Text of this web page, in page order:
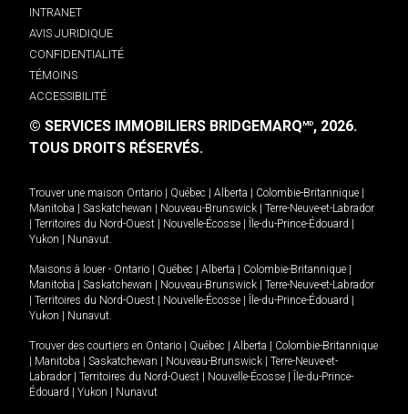
INTRANET
AVIS JURIDIQUE
CONFIDENTIALITÉ
TÉMOINS
ACCESSIBILITÉ
© SERVICES IMMOBILIERS BRIDGEMARQMD, 2026.
TOUS DROITS RÉSERVÉS.
Trouver une maison Ontario | Québec | Alberta | Colombie-Britannique |
Manitoba | Saskatchewan | Nouveau-Brunswick | Terre-Neuve-et-Labrador
| Territoires du Nord-Ouest | Nouvelle-Écosse | Île-du-Prince-Édouard |
Yukon | Nunavut.
Maisons à louer - Ontario | Québec | Alberta | Colombie-Britannique |
Manitoba | Saskatchewan | Nouveau-Brunswick | Terre-Neuve-et-Labrador
| Territoires du Nord-Ouest | Nouvelle-Écosse | Île-du-Prince-Édouard |
Yukon | Nunavut.
Trouver des courtiers en Ontario | Québec | Alberta | Colombie-Britannique
| Manitoba | Saskatchewan | Nouveau-Brunswick | Terre-Neuve-et-
Labrador | Territoires du Nord-Ouest | Nouvelle-Écosse | Île-du-Prince-
Édouard | Yukon | Nunavut